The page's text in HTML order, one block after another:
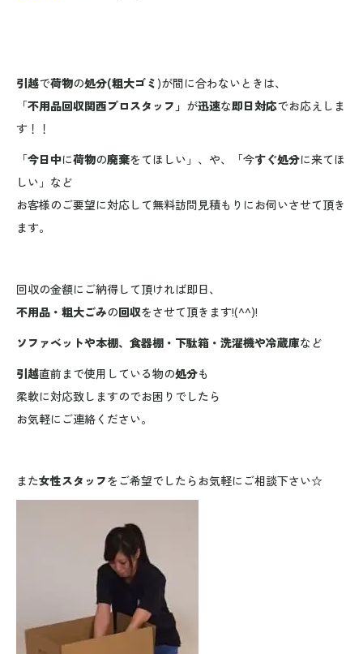
引越で荷物の処分(粗大ゴミ )が間に合わないときは、
「不用品回収関西プロスタッフ」 が迅速な即日対応でお応えしま
す！！
「今日中に荷物の廃棄をてほしい」、や、「今すぐ処分に来てほ
しい」など
お客様のご要望に対応して無料訪問見積もりにお伺いさせて頂き
ます。
回収の金額にご納得して頂ければ即日、
不用品・粗大ごみの回収をさせて頂きます!(^^)!
ソファベットや本棚、食器棚・下駄箱・洗濯機や冷蔵庫など
引越直前まで使用している物の処分も
柔軟に対応致しますのでお困りでしたら
お気軽にご連絡ください。
また女性スタッフをご希望でしたらお気軽にご相談下さい☆